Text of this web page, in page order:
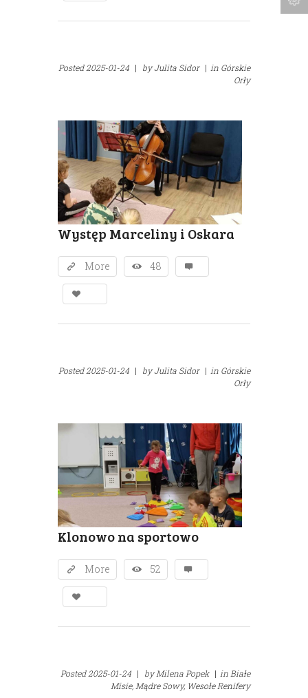
Posted2025-01-24 | byJulita Sidor | in Górskie
Orły
Występ Marceliny i Oskara
More 48
Posted2025-01-24 | byJulita Sidor | in Górskie
Orły
Klonowo na sportowo
More 52
Posted2025-01-24 | byMilena Popek | inBiałe
Misie,Mądre Sowy, Wesołe Renifery